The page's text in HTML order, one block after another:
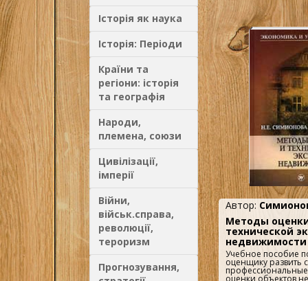
Історія як наука
Історія: Періоди
Країни та
регіони: історія
та географія
Народи,
племена, союзи
Цивілізації,
імперії
Війни,
військ.справа,
революції,
тероризм
Прогнозування,
Автор:
Методы
технической
недвижимости
Учебное пособие
оценщику развить
оценки объектов